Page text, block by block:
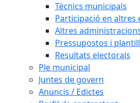
Tècnics municipals
Participació en altres
Altres
Pressupostos i
Resultats electorals
Ple municipal
Juntes de govern
Anuncis / Edictes